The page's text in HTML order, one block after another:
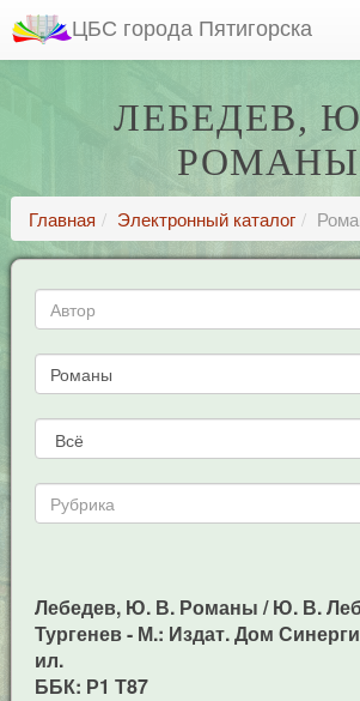
ЦБС города Пятигорска
ЛЕБЕДЕВ,
РОМАНЫ
Главная Электронный каталог
Лебедев, Ю. В. Романы / Ю. В.
Тургенев - М.: Издат. Дом
ил.
ББК: Р1 Т87